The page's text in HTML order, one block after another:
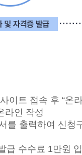
트 접속 후 “온
라인 작성
출력하여 신청
급 수수료 1만원